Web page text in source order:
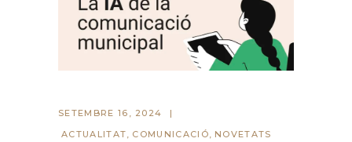
SETEMBRE 16, 2024
ACTUALITAT, COMUNICACIÓ, NOVETATS